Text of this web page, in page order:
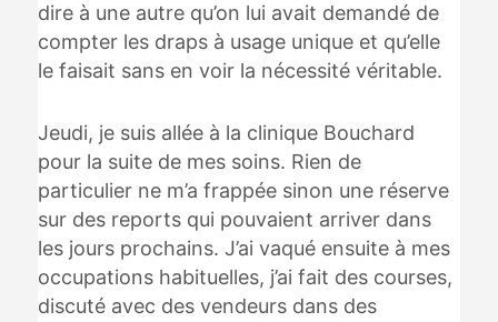
dire à une autre qu’on lui avait demandé de
compter les draps à usage unique et qu’elle
le faisait sans en voir la nécessité véritable.
Jeudi, je suis allée à la clinique Bouchard
pour la suite de mes soins. Rien de
particulier ne m’a frappée sinon une réserve
sur des reports qui pouvaient arriver dans
les jours prochains. J’ai vaqué ensuite à mes
occupations habituelles, j’ai fait des courses,
discuté avec des vendeurs dans des